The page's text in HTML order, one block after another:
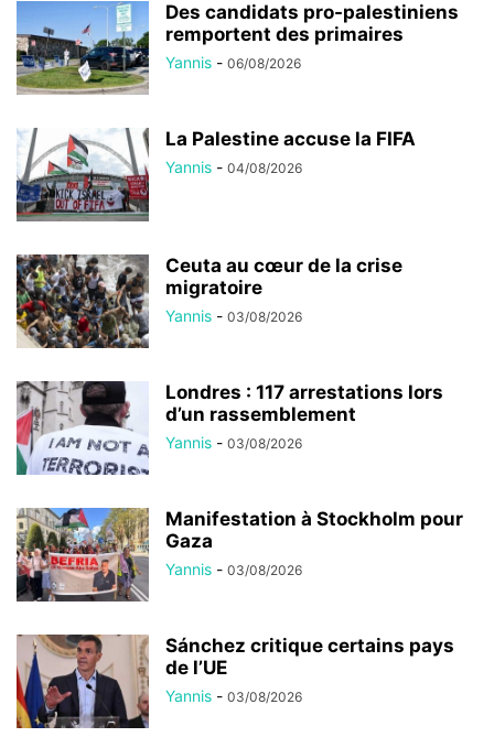
Des candidats pro-palestiniens
remportent des primaires
Yannis - 06/08/2026
La Palestine accuse la FIFA
Yannis - 04/08/2026
Ceuta au cœur de la crise
migratoire
Yannis - 03/08/2026
Londres : 117 arrestations lors
d’un rassemblement
Yannis - 03/08/2026
Manifestation à Stockholm pour
Gaza
Yannis - 03/08/2026
Sánchez critique certains pays
de l’UE
Yannis - 03/08/2026